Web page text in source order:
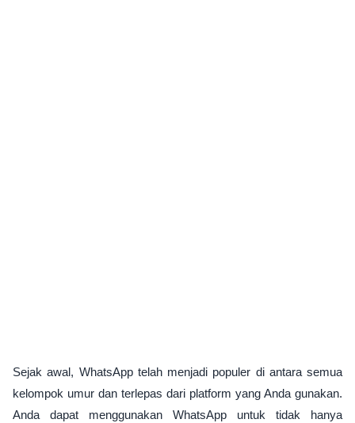
Sejak awal, WhatsApp telah menjadi populer di antara semua
kelompok umur dan terlepas dari platform yang Anda gunakan.
Anda dapat menggunakan WhatsApp untuk tidak hanya